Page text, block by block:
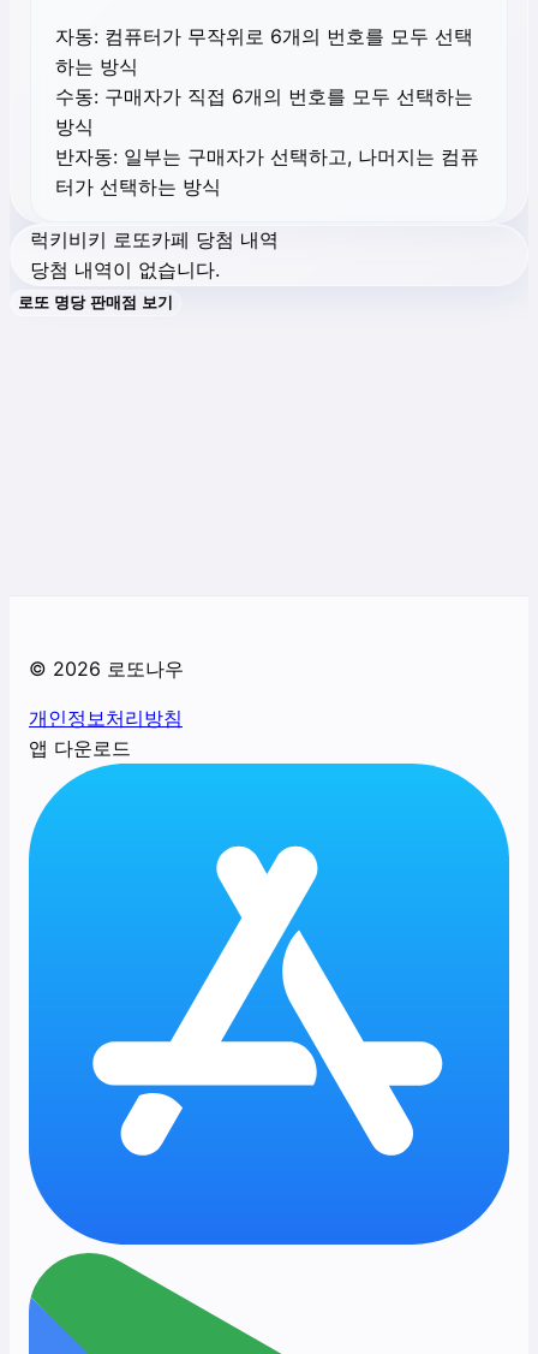
자동: 컴퓨터가 무작위로 6개의 번호를 모두 선택
하는 방식
수동: 구매자가 직접 6개의 번호를 모두 선택하는
방식
반자동: 일부는 구매자가 선택하고, 나머지는 컴퓨
터가 선택하는 방식
럭키비키 로또카페 당첨 내역
당첨 내역이 없습니다.
로또 명당 판매점 보기
© 2026 로또나우
개인정보처리방침
앱 다운로드